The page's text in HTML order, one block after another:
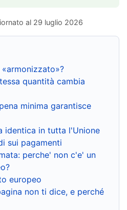
al 29 luglio 2026
quantità cambia
minima garantisce
identica in tutta l'Unione
sui pagamenti
perche' non c'e' un
europeo
non ti dice, e perché